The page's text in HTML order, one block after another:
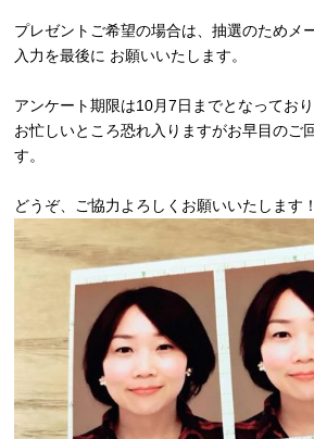
プレゼントご希望の場合は、抽選のためメ
入力を最後に お願いいたします。
アンケート期限は10月7日までとなっており
お忙しいところ恐れ入りますがお早目のご
す。
どうぞ、ご協力よろしくお願いいたします！